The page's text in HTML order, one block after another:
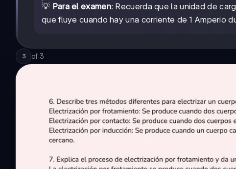
💡 Para el examen: Recuerda que la unidad de
que fluye cuando hay una corriente de 1 Amperio
3 of 3